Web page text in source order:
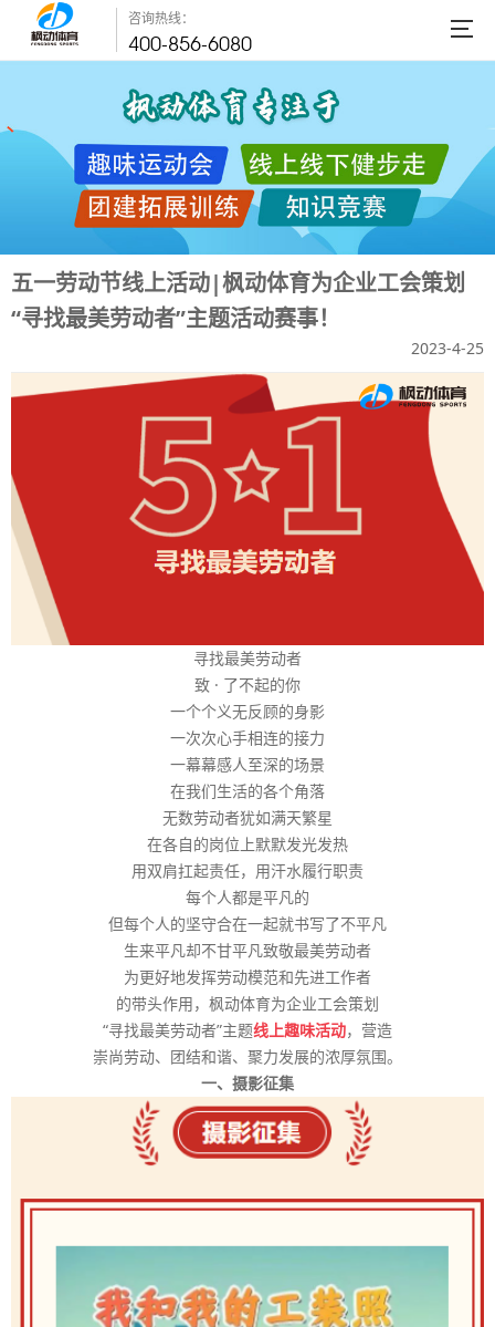
咨询热线：
400-856-6080
五一劳动节线上活动|枫动体育为企业工会策划
“寻找最美劳动者”主题活动赛事！
2023-4-25
寻找最美劳动者
致 · 了不起的你
一个个义无反顾的身影
一次次心手相连的接力
一幕幕感人至深的场景
在我们生活的各个角落
无数劳动者犹如满天繁星
在各自的岗位上默默发光发热
用双肩扛起责任，用汗水履行职责
每个人都是平凡的
但每个人的坚守合在一起就书写了不平凡
生来平凡却不甘平凡致敬最美劳动者
为更好地发挥劳动模范和先进工作者
的带头作用，枫动体育为企业工会策划
“寻找最美劳动者”主题线上趣味活动，营造
崇尚劳动、团结和谐、聚力发展的浓厚氛围。
一、摄影征集